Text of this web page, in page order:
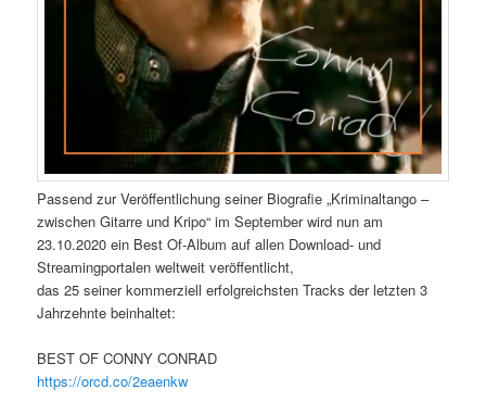
Passend zur Veröffentlichung seiner Biografie „Kriminaltango –
zwischen Gitarre und Kripo“ im September wird nun am
23.10.2020 ein Best Of-Album auf allen Download- und
Streamingportalen weltweit veröffentlicht,
das 25 seiner kommerziell erfolgreichsten Tracks der letzten 3
Jahrzehnte beinhaltet:
BEST OF CONNY CONRAD
https://orcd.co/2eaenkw